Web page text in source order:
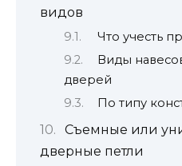
видов
Что учесть
Виды
дверей
По типу
Съемные или
дверные петли